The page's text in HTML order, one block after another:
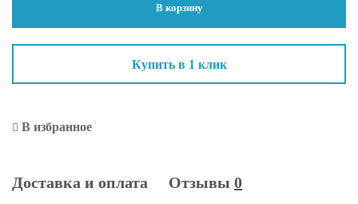
Регулятор
В корзину
Купить в 1 клик
В избранное
Доставка и оплата Отзывы 0